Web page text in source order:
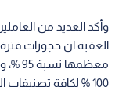
وأكد العديد من
العقبة ان حجوزات
100 % لكافة تصنيفات الفنادق.